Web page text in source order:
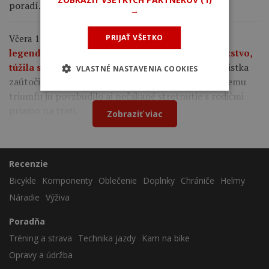
poradí.
Včera 12:36
Kasia Niewiadoma po triumfe na
legendárnom Mont Ventoux: Nešlo mi iba o víťazstvo,
túžila som po tom nádhernom pocite. Poľská cyklistka
zaútočila ďaleko pred vrcholom, pričom k emotívnemu
triumfu ju povzbudilo aj nečakané stretnutie s rodičmi
Zobraziť viac
Recenzie
Bicykle
Komponenty Oblečenie Doplnky Chrániče
Helmy
Náradie Výživa
Poradňa
Tréning a strava
Technika jazdy
Kam na bike
Opravy a údržba
→
PRIJAŤ VŠETKO
VLASTNÉ NASTAVENIA COOKIES